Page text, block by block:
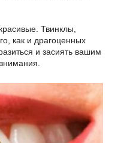
Твинклы,
как и драгоценных
и засиять вашим